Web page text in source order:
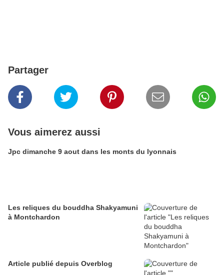
Partager
Vous aimerez aussi
Jpc dimanche 9 aout dans les monts du lyonnais
Les reliques du bouddha Shakyamuni
à Montchardon
Article publié depuis Overblog